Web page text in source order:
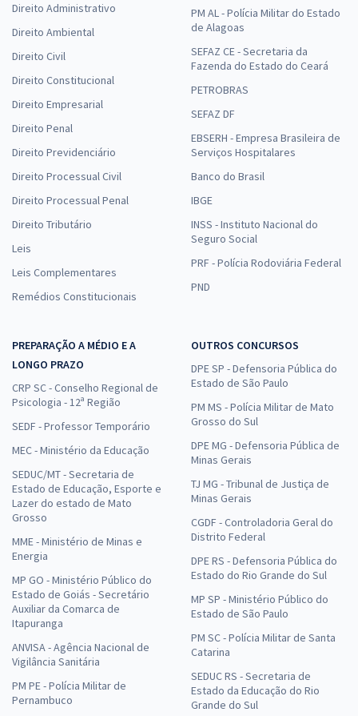
Direito Administrativo
Direito Ambiental
Direito Civil
Direito Constitucional
Direito Empresarial
Direito Penal
Direito Previdenciário
Direito Processual Civil
Direito Processual Penal
Direito Tributário
Leis
Leis Complementares
Remédios Constitucionais
PM AL - Polícia Militar do Estado
de Alagoas
SEFAZ CE - Secretaria da
Fazenda do Estado do Ceará
PETROBRAS
SEFAZ DF
EBSERH - Empresa Brasileira de
Serviços Hospitalares
Banco do Brasil
IBGE
INSS - Instituto Nacional do
Seguro Social
PRF - Polícia Rodoviária Federal
PND
PREPARAÇÃO A MÉDIO E A
LONGO PRAZO
CRP SC - Conselho Regional de
Psicologia - 12ª Região
SEDF - Professor Temporário
MEC - Ministério da Educação
SEDUC/MT - Secretaria de
Estado de Educação, Esporte e
Lazer do estado de Mato
Grosso
MME - Ministério de Minas e
Energia
MP GO - Ministério Público do
Estado de Goiás - Secretário
Auxiliar da Comarca de
Itapuranga
ANVISA - Agência Nacional de
Vigilância Sanitária
PM PE - Polícia Militar de
Pernambuco
OUTROS CONCURSOS
DPE SP - Defensoria Pública do
Estado de São Paulo
PM MS - Polícia Militar de Mato
Grosso do Sul
DPE MG - Defensoria Pública de
Minas Gerais
TJ MG - Tribunal de Justiça de
Minas Gerais
CGDF - Controladoria Geral do
Distrito Federal
DPE RS - Defensoria Pública do
Estado do Rio Grande do Sul
MP SP - Ministério Público do
Estado de São Paulo
PM SC - Polícia Militar de Santa
Catarina
SEDUC RS - Secretaria de
Estado da Educação do Rio
Grande do Sul